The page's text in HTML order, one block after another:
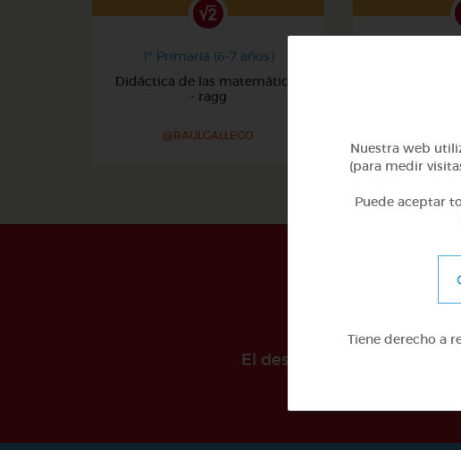
1º Primaria (6-7 años)
Didáctica de las matemáticas
- ragg
@RAULGALLEGO
El desarollo de este
Nuestra web
(para medir
Puede aceptar
Tiene derecho a